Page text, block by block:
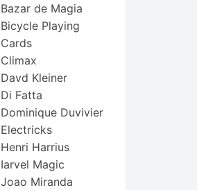
Bazar de Magia
Bicycle Playing
Cards
Climax
Davd Kleiner
Di Fatta
Dominique Duvivier
Electricks
Henri Harrius
Iarvel Magic
Joao Miranda